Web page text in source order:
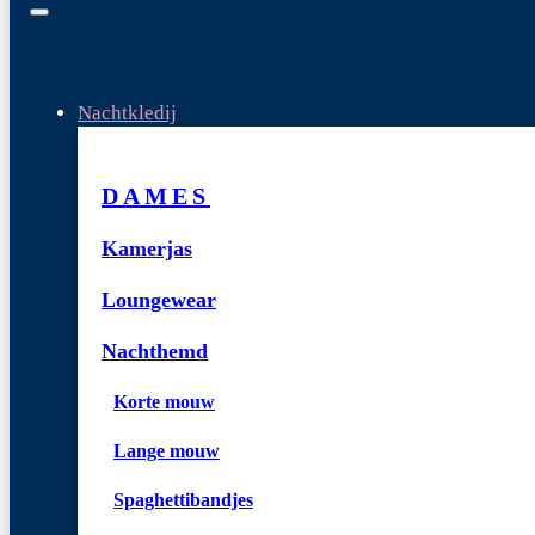
Nachtkledij
DAMES
Kamerjas
Loungewear
Nachthemd
Korte mouw
Lange mouw
Spaghettibandjes